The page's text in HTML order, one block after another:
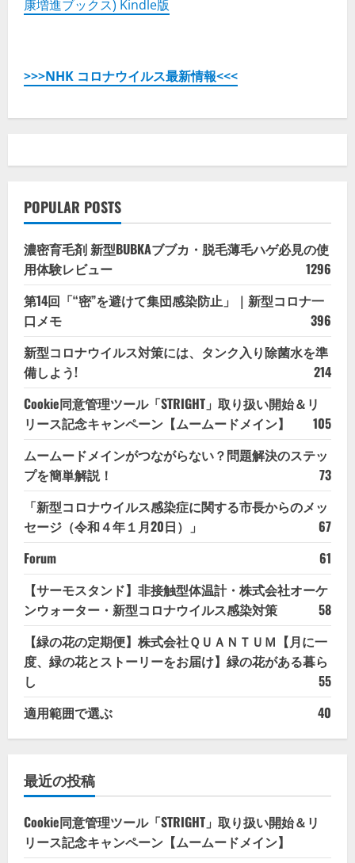
康増進ブックス) Kindle版
>>>NHK コロナウイルス最新情報<<<
POPULAR POSTS
濃密育毛剤 新型BUBKAブブカ・脱毛薄毛ハゲ必見の使
用体験レビュー
1296
第14回「“密”を避けて集団感染防止」｜新型コロナ一
口メモ
396
新型コロナウイルス対策には、タンク入り除菌水を準
備しよう!
214
Cookie同意管理ツール「STRIGHT」取り扱い開始＆リ
リース記念キャンペーン【ムームードメイン】
105
ムームードメインがつながらない？問題解決のステッ
プを簡単解説！
73
「新型コロナウイルス感染症に関する市長からのメッ
セージ（令和４年１月20日）」
67
Forum
61
【サーモスタンド】非接触型体温計・株式会社オーケ
ンウォーター・新型コロナウイルス感染対策
58
【緑の花の定期便】株式会社ＱＵＡＮＴＵＭ【月に一
度、緑の花とストーリーをお届け】緑の花がある暮ら
し
55
適用範囲で選ぶ
40
最近の投稿
Cookie同意管理ツール「STRIGHT」取り扱い開始＆リ
リース記念キャンペーン【ムームードメイン】